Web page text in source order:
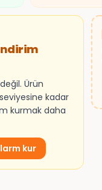
Ürün
kadar
kurmak daha
kur